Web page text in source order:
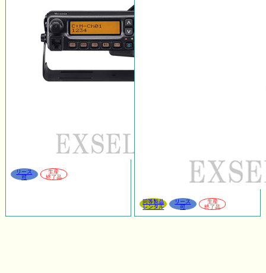
リース
可
生産
終了品
同等製品
レンタル
リース
可
生産
終了品